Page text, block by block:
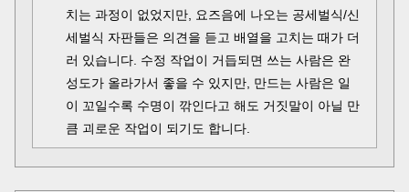
치는 과정이 없었지만, 요즈음에 나오는 공세벌식/신
세벌식 자판들은 의견을 듣고 배열을 고치는 때가 더
러 있습니다. 수정 작업이 거듭되면 쓰는 사람은 완
성도가 올라가서 좋을 수 있지만, 만드는 사람은 일
이 꼬일수록 수명이 깎인다고 해도 거짓말이 아닐 만
큼 괴로운 작업이 되기도 합니다.